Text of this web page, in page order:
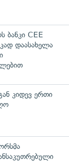
ბანკი CEE
დაასახელა
კიდევ ერთი